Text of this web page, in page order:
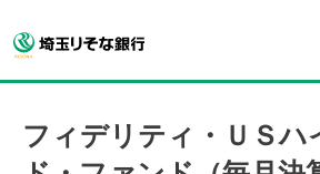
フィデリティ・ＵＳハ